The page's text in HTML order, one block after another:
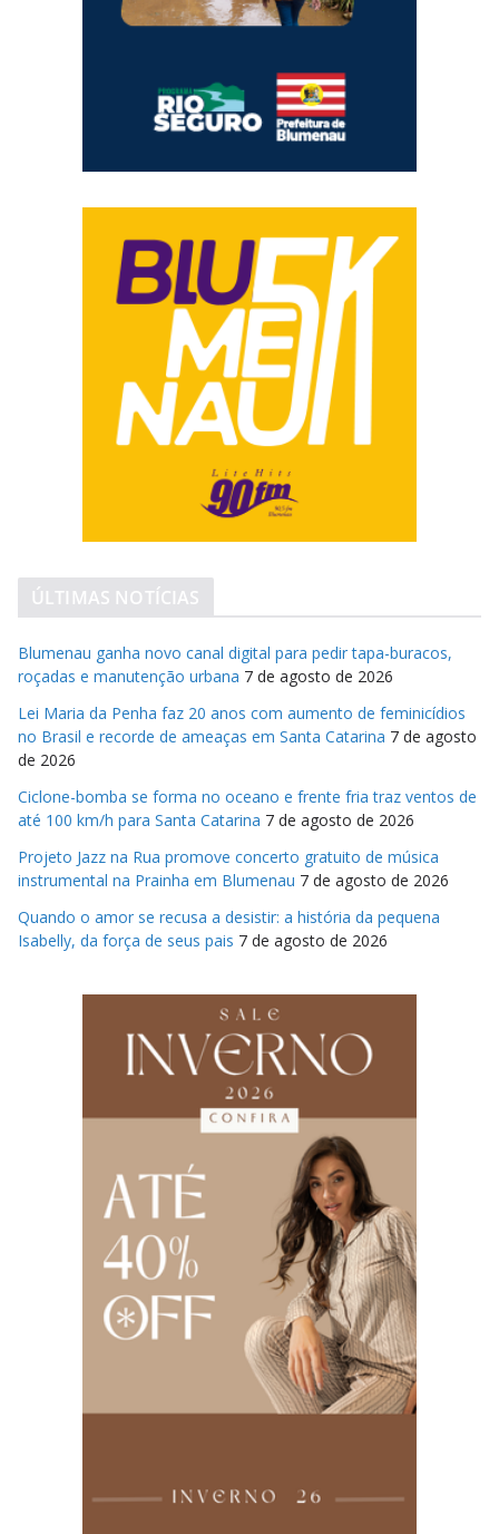
ÚLTIMAS NOTÍCIAS
Blumenau ganha novo canal digital para pedir tapa-buracos,
roçadas e manutenção urbana 7 de agosto de 2026
Lei Maria da Penha faz 20 anos com aumento de feminicídios
no Brasil e recorde de ameaças em Santa Catarina 7 de agosto
de 2026
Ciclone-bomba se forma no oceano e frente fria traz ventos de
até 100 km/h para Santa Catarina 7 de agosto de 2026
Projeto Jazz na Rua promove concerto gratuito de música
instrumental na Prainha em Blumenau 7 de agosto de 2026
Quando o amor se recusa a desistir: a história da pequena
Isabelly, da força de seus pais 7 de agosto de 2026